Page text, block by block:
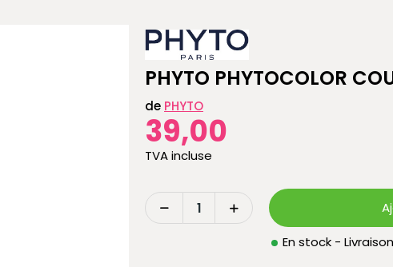
PHYTO PHYTOCOLOR
de PHYTO
39,00
TVA incluse
En stock -